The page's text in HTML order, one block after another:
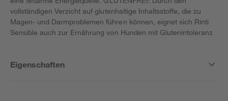
vollständigen Verzicht auf glutenhaltige Inhaltsstoffe, die zu
Magen- und Darmproblemen führen können, eignet sich Rinti
Sensible auch zur Ernährung von Hunden mit Glutenintoleranz
Eigenschaften